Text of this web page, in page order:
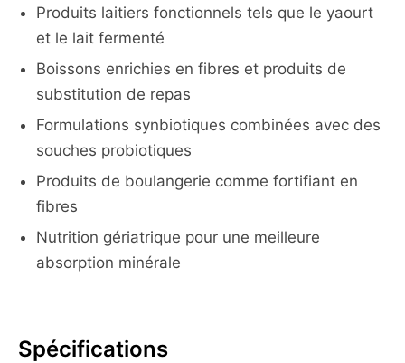
Produits laitiers fonctionnels tels que le yaourt
et le lait fermenté
Boissons enrichies en fibres et produits de
substitution de repas
Formulations synbiotiques combinées avec des
souches probiotiques
Produits de boulangerie comme fortifiant en
fibres
Nutrition gériatrique pour une meilleure
absorption minérale
Spécifications